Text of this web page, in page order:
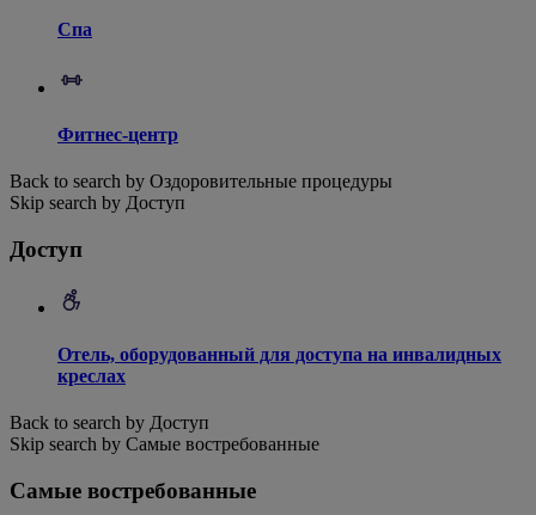
Спа
Фитнес-центр
Back to search by Оздоровительные процедуры
Skip search by Доступ
Доступ
Отель, оборудованный для доступа на инвалидных
креслах
Back to search by Доступ
Skip search by Самые востребованные
Самые востребованные